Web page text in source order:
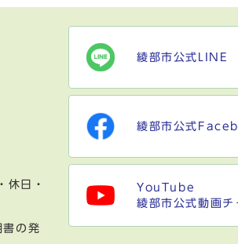
日・
書の発
綾部市公式LINE
綾部市公式
YouTube
綾部市公式動画チ